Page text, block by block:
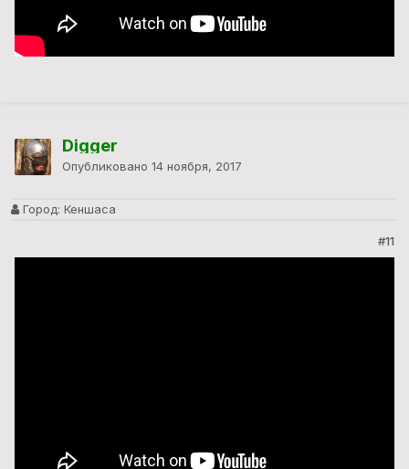
Digger
Опубликовано 14 ноября, 2017
Город: Кеншаса
#11